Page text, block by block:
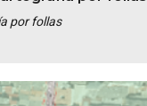
por follas